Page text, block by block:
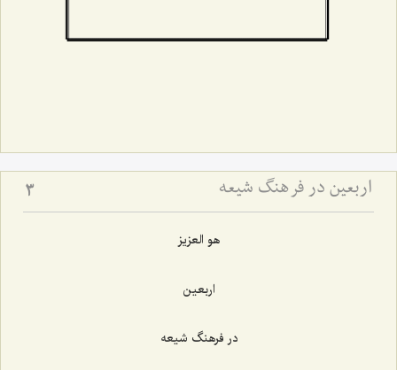
اربعین در فرهنگ شیعه 3
هو العزیز
اربعین
در فرهنگ شیعه